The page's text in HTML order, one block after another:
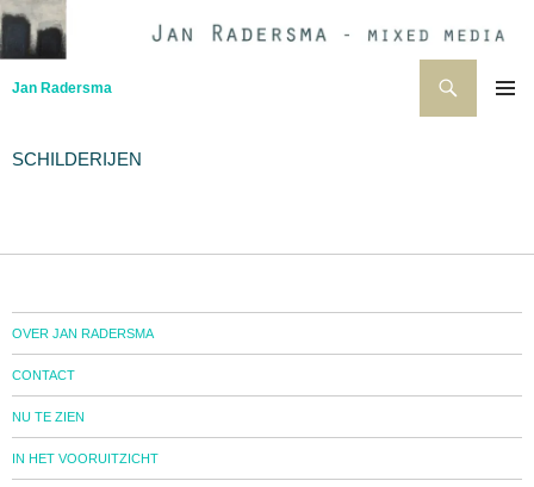
Ga
naar
inhoud
Jan Radersma
SCHILDERIJEN
OVER JAN RADERSMA
CONTACT
NU TE ZIEN
IN HET VOORUITZICHT